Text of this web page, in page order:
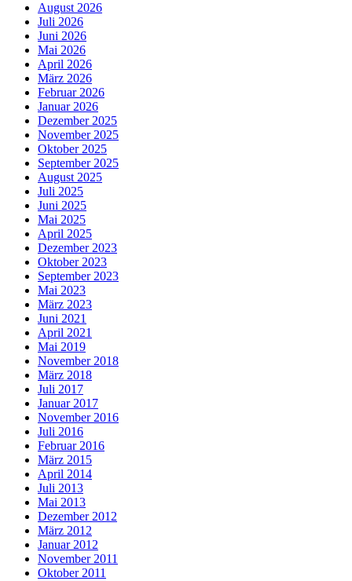
August 2026
Juli 2026
Juni 2026
Mai 2026
April 2026
März 2026
Februar 2026
Januar 2026
Dezember 2025
November 2025
Oktober 2025
September 2025
August 2025
Juli 2025
Juni 2025
Mai 2025
April 2025
Dezember 2023
Oktober 2023
September 2023
Mai 2023
März 2023
Juni 2021
April 2021
Mai 2019
November 2018
März 2018
Juli 2017
Januar 2017
November 2016
Juli 2016
Februar 2016
März 2015
April 2014
Juli 2013
Mai 2013
Dezember 2012
März 2012
Januar 2012
November 2011
Oktober 2011